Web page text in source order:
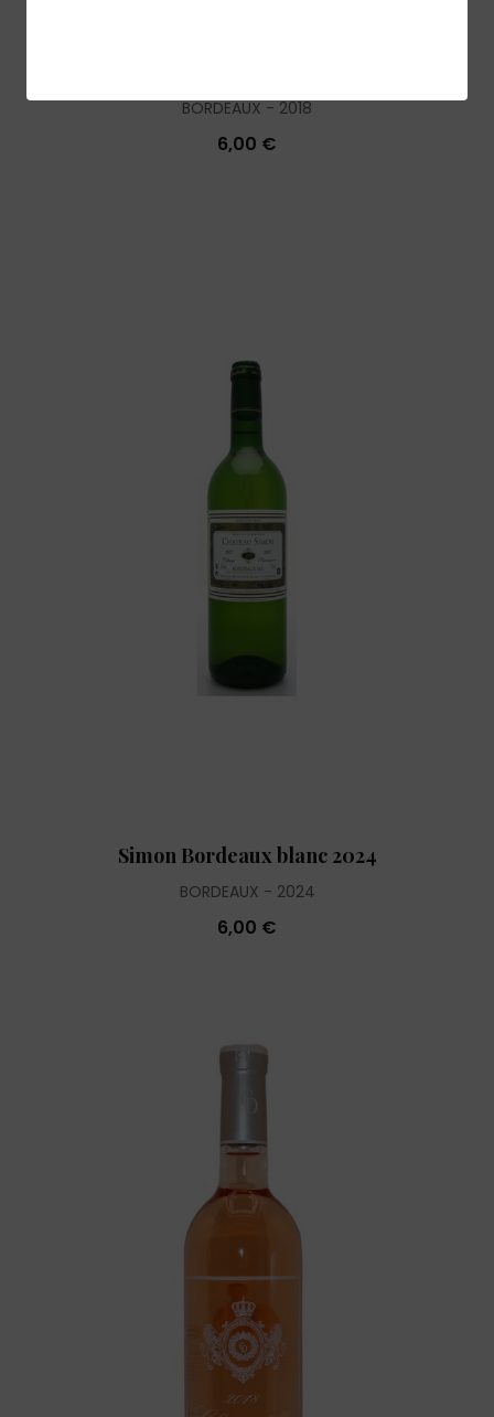
BORDEAUX 2018
6,00 €
Simon Bordeaux blanc 2024
BORDEAUX 2024
6,00 €